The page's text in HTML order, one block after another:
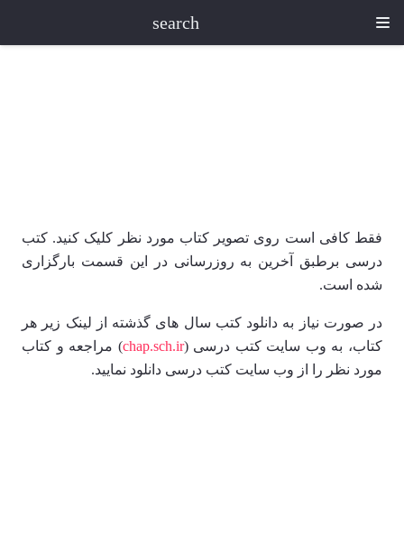
search
فقط کافی است روی تصویر کتاب مورد نظر کلیک کنید. کتب
درسی برطبق آخرین به روزرسانی در این قسمت بارگزاری
شده است.
در صورت نیاز به دانلود کتب سال های گذشته از لینک زیر هر
کتاب، به وب سایت کتب درسی (chap.sch.ir) مراجعه و کتاب
مورد نظر را از وب سایت کتب درسی دانلود نمایید.